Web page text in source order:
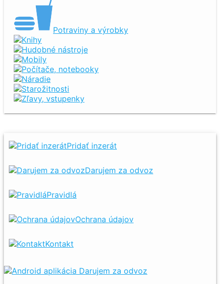
Potraviny a výrobky
Knihy
Hudobné nástroje
Mobily
Počítače, notebooky
Náradie
Starožitnosti
Zľavy, vstupenky
Pridať inzerát
Darujem za odvoz
Pravidlá
Ochrana údajov
Kontakt